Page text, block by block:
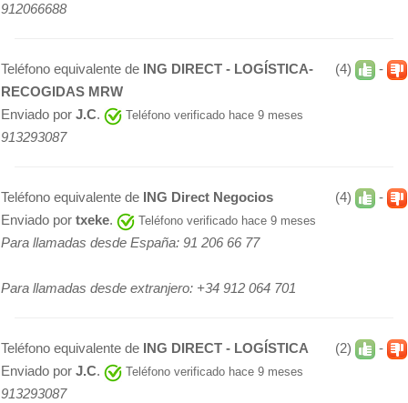
912066688
(4) -
Teléfono equivalente de
ING DIRECT - LOGÍSTICA-
RECOGIDAS MRW
Enviado por J.C. Teléfono verificado hace 9 meses
913293087
(4) -
Teléfono equivalente de
ING Direct Negocios
Enviado por txeke. Teléfono verificado hace 9 meses
Para llamadas desde España: 91 206 66 77
Para llamadas desde extranjero: +34 912 064 701
(2) -
Teléfono equivalente de
ING DIRECT - LOGÍSTICA
Enviado por J.C. Teléfono verificado hace 9 meses
913293087